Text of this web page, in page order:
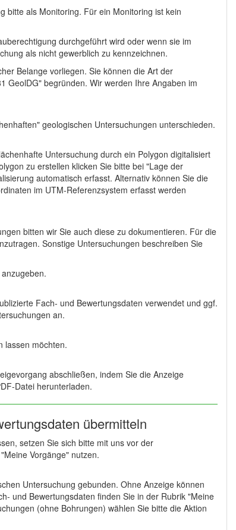
bitte als Monitoring. Für ein Monitoring ist kein
durchgeführt wird oder wenn sie im
als nicht gewerblich zu kennzeichnen.
Belange vorliegen. Sie können die Art der
GeolDG" begründen. Wir werden Ihre Angaben im
geologischen Untersuchungen unterschieden.
Untersuchung durch ein Polygon digitalisiert
zu erstellen klicken Sie bitte bei "Lage der
automatisch erfasst. Alternativ können Sie die
im UTM-Referenzsystem erfasst werden
bitten wir Sie auch diese zu dokumentieren. Für die
Sonstige Untersuchungen beschreiben Sie
Fach- und Bewertungsdaten verwendet und ggf.
an.
lassen möchten.
abschließen, indem Sie die Anzeige
Datei herunterladen.
übermitteln
setzen Sie sich bitte mit uns vor der
Vorgänge" nutzen.
Untersuchung gebunden. Ohne Anzeige können
und Bewertungsdaten finden Sie in der Rubrik "Meine
(ohne Bohrungen) wählen Sie bitte die Aktion